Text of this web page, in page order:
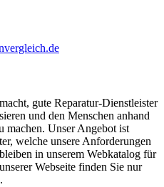
gute Reparatur-Dienstleister
und den Menschen anhand
machen. Unser Angebot ist
welche unsere Anforderungen
in unserem Webkatalog für
Webseite finden Sie nur